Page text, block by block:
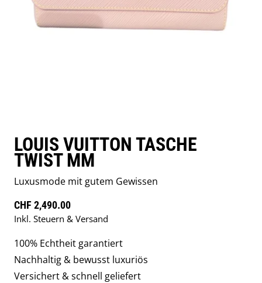
LOUIS VUITTON TASCHE
TWIST MM
Luxusmode mit gutem Gewissen
Regulärer Preis
CHF 2,490.00
Inkl. Steuern & Versand
100% Echtheit garantiert
Nachhaltig & bewusst luxuriös
Versichert & schnell geliefert